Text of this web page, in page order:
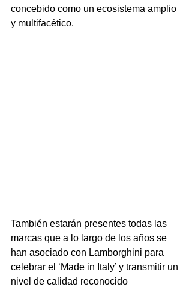
concebido como un ecosistema amplio
y multifacético.
También estarán presentes todas las
marcas que a lo largo de los años se
han asociado con Lamborghini para
celebrar el ‘Made in Italy’ y transmitir un
nivel de calidad reconocido